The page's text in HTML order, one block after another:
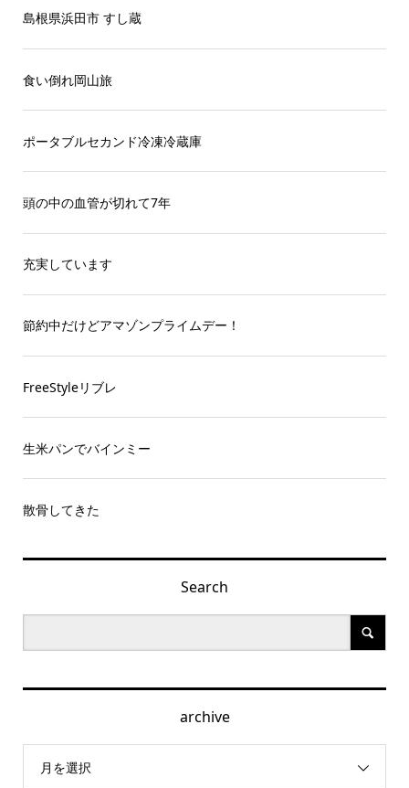
島根県浜田市 すし蔵
食い倒れ岡山旅
ポータブルセカンド冷凍冷蔵庫
頭の中の血管が切れて7年
充実しています
節約中だけどアマゾンプライムデー！
FreeStyleリブレ
生米パンでバインミー
散骨してきた
Search
archive
月を選択